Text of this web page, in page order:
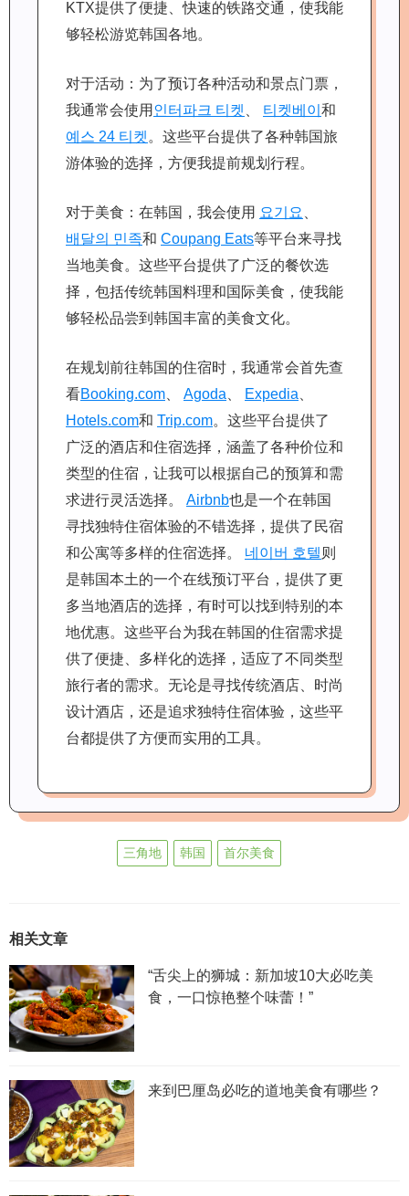
KTX提供了便捷、快速的铁路交通，使我能
够轻松游览韩国各地。
对于活动：为了预订各种活动和景点门票，
我通常会使用 인터파크 티켓 티켓베이 和
예스 24 티켓 。这些平台提供了各种韩国旅
游体验的选择，方便我提前规划行程。
对于美食：在韩国，我会使用 요기요
배달의 민족和 Coupang Eats等平台来寻找
当地美食。这些平台提供了广泛的餐饮选
择，包括传统韩国料理和国际美食，使我能
够轻松品尝到韩国丰富的美食文化。
在规划前往韩国的住宿时，我通常会首先查
看Booking.com Agoda Expedia
Hotels.com和 Trip.com。这些平台提供了
广泛的酒店和住宿选择，涵盖了各种价位和
类型的住宿，让我可以根据自己的预算和需
求进行灵活选择。 Airbnb也是一个在韩国
寻找独特住宿体验的不错选择，提供了民宿
和公寓等多样的住宿选择。 네이버 호텔 则
是韩国本土的一个在线预订平台，提供了更
多当地酒店的选择，有时可以找到特别的本
地优惠。这些平台为我在韩国的住宿需求提
供了便捷、多样化的选择，适应了不同类型
旅行者的需求。无论是寻找传统酒店、时尚
设计酒店，还是追求独特住宿体验，这些平
台都提供了方便而实用的工具。
三角地 韩国 首尔美食
相关文章
“舌尖上的狮城：新加坡10大必吃美
食，一口惊艳整个味蕾！”
来到巴厘岛必吃的道地美食有哪些？